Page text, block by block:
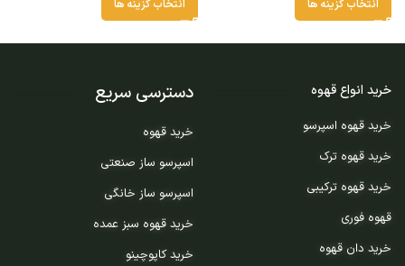
انتخاب گزینه ها انتخاب گزینه ها
خرید انواع قهوه
خرید قهوه اسپرسو
خرید قهوه ترک
خرید قهوه ترکیبی
قهوه فوری
خرید دان قهوه
دسترسی سریع
خرید قهوه
اسپرسو ساز صنعتی
اسپرسو ساز خانگی
خرید قهوه سبز عمده
خرید کاپوچینو